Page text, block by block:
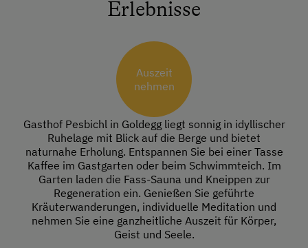
Erlebnisse
Auszeit
nehmen
Gasthof Pesbichl in Goldegg liegt sonnig in idyllischer
Ruhelage mit Blick auf die Berge und bietet
naturnahe Erholung. Entspannen Sie bei einer Tasse
Kaffee im Gastgarten oder beim Schwimmteich. Im
Garten laden die Fass-Sauna und Kneippen zur
Regeneration ein. Genießen Sie geführte
Kräuterwanderungen, individuelle Meditation und
nehmen Sie eine ganzheitliche Auszeit für Körper,
Geist und Seele.